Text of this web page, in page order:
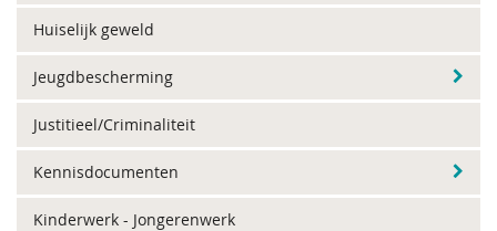
Huiselijk geweld
Jeugdbescherming
Justitieel/Criminaliteit
Kennisdocumenten
Kinderwerk - Jongerenwerk